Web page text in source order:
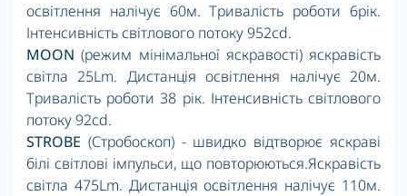
освітлення налічує 60м. Тривалість роботи 6рік.
Інтенсивність світлового потоку 952cd.
MOON (режим мінімальної яскравості) яскравість
світла 25Lm. Дистанція освітлення налічує 20м.
Тривалість роботи 38 рік. Інтенсивність світлового
потоку 92cd.
STROBE (Стробоскоп) - швидко відтворює яскраві
білі світлові імпульси, що повторюються.Яскравість
світла 475Lm. Дистанція освітлення налічує 110м.